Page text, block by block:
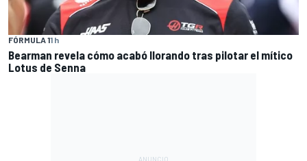
FÓRMULA 11 h
Bearman revela cómo acabó llorando tras pilotar el mítico
Lotus de Senna